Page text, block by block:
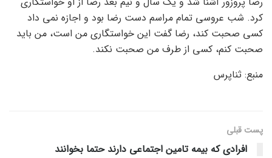
کرد. شب عروسی تمام مراسم دست رضا بود و اجازه نمی داد
کسی صحبت کند، رضا گفت این خواستگاری من است، من باید
صحبت کنم، کسی از طرف من صحبت نکند.
منبع: ثناپرس
پست قبلی
افرادی که بیمه تامین اجتماعی دارند حتما بخوانند